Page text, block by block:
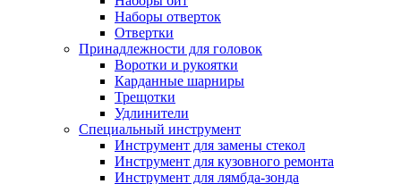
Наборы отверток
Отвертки
Принадлежности для головок
Воротки и рукоятки
Карданные шарниры
Трещотки
Удлинители
Специальный инструмент
Инструмент для замены стекол
Инструмент для кузовного ремонта
Инструмент для лямбда-зонда